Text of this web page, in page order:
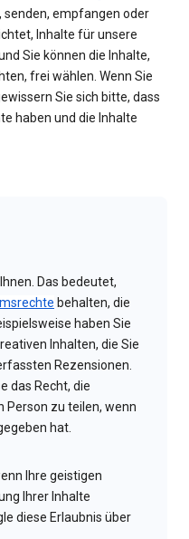
senden, empfangen oder
Inhalte für unsere
Sie können die Inhalte,
frei wählen. Wenn Sie
Sie sich bitte, dass
haben und die Inhalte
Das bedeutet,
behalten, die
haben Sie
Inhalten, die Sie
Rezensionen.
das Recht, die
Person zu teilen, wenn
hat.
Ihre geistigen
Ihrer Inhalte
diese Erlaubnis über